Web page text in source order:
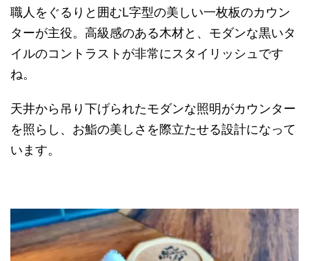
職人をぐるりと囲むL字型の美しい一枚板のカウン
ターが主役。 高級感のある木材と、 モダンな黒いタ
イルのコントラストが非常にスタイリッシュです
ね。
天井から吊り下げられたモダンな照明がカウンター
を照らし、お鮨の美しさを際立たせる設計になって
います。